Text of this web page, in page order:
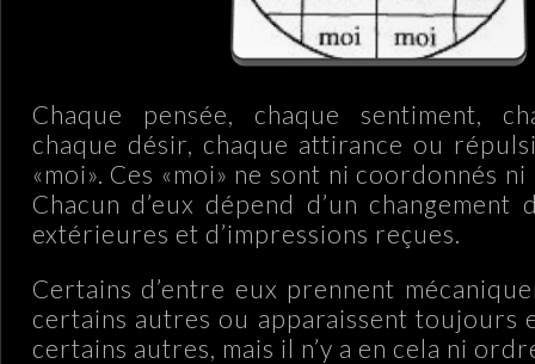
Chaque pensée, chaque sentiment,
chaque désir, chaque attirance ou
«moi». Ces «moi» ne sont ni coordonnés
Chacun d’eux dépend d’un changement
extérieures et d’impressions reçues.
Certains d’entre eux prennent
certains autres ou apparaissent toujours
certains autres, mais il n’y a en cela ni